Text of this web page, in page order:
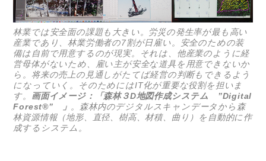
林業では安全面の課題も大きい。労災の発生率が最も高い
産業であり、林業労働者の7割が日雇い。安全のための装
備は自前で用意するのが現実。それは、他産業のように経
営母体がないため、雇い主が安全な道具を用意できないか
ら。将来の売上の見通しがたてば経営の判断もできるよう
になっていく。そのためにはIT化が重要な役割を担いま
す。 画面イメージ：「森林３D地図作成システム ”Digital
Forest®” 」 。森林内のデジタルスキャンデータから森
林資源情報（地形、直径、樹高、材積、曲り）を自動的に作
成するシステム。